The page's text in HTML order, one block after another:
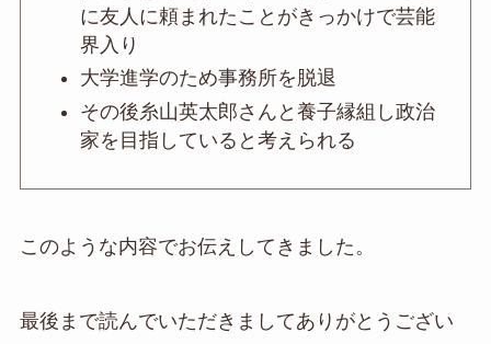
に友人に頼まれたことがきっかけで芸能
界入り
大学進学のため事務所を脱退
その後糸山英太郎さんと養子縁組し政治
家を目指していると考えられる
このような内容でお伝えしてきました。
最後まで読んでいただきましてありがとうござい